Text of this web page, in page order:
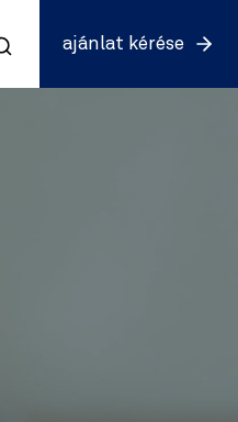
ajánlat kérése